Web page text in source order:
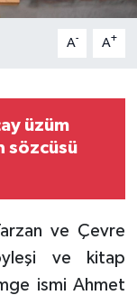
A- A+
üzüm
sözcüsü
ve Çevre
ve kitap
ismi Ahmet